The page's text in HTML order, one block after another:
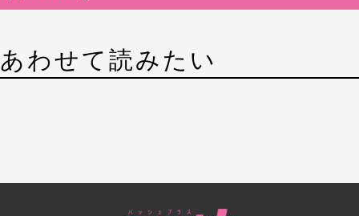
あわせて読みたい